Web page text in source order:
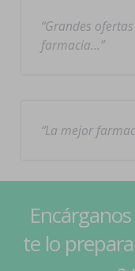
Grandes
farmacia…
La mejor
te lo